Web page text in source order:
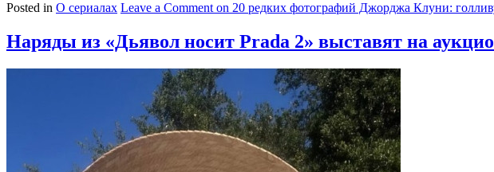
Posted in О сериалах Leave a Comment on 20 редких фотографий Джорджа Клуни:
Наряды из «Дьявол носит Prada 2» выставят на